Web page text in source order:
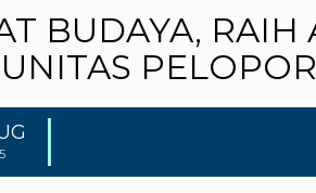
BUDAYA, RAIH